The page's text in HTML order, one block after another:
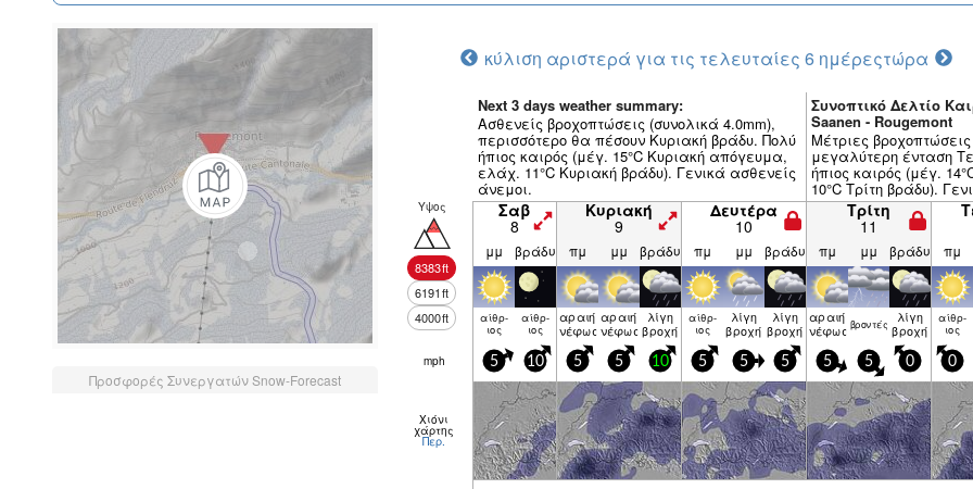
Προσφορές Συνεργατών Snow-Forecast
κύλιση αριστερά για τις τελευταίες 6 ημέρεςτώρα
Next 3 days weather summary:
Ασθενείς βροχοπτώσεις (συνολικά 4.0mm),
περισσότερο θα πέσουν Κυριακή βράδυ. Πολύ
ήπιος καιρός (μέγ. 15°C Κυριακή απόγευμα,
ελάχ. 11°C Κυριακή βράδυ). Γενικά ασθενείς
άνεμοι.
Συνοπτικό Δελτίο
Saanen - Rougemont
Μέτριες
μεγαλύτερη ένταση
ήπιος καιρός (μέγ.
10°C Τρίτη βράδυ).
Υψος
8383ft
6191ft
4000ft
Σαβ
8
Κυριακή
9
Δευτέρα
10
Τρίτη
11
μμ βράδυ πμ μμ βράδυ πμ μμ βράδυ πμ μμ βράδυ πμ
αίθρ­
ιος
αίθρ­
ιος
αραιή
νέφωση
αραιή
νέφωση
λίγη
βροχή
αίθρ­
ιος
λίγη
βροχή
λίγη
βροχή
αραιή
νέφωσηβρον­τές λίγη
βροχή
αίθρ­
ιος
mph 5 10 5 5 10 5 5 5 5 5 0 0
Χιόνι
χάρτης
Περ.